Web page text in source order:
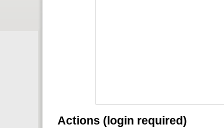
Actions (login required)